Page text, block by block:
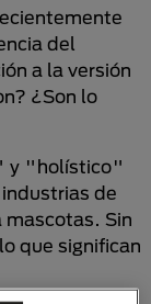
del
a la versión
¿Son lo
y "holístico"
de
Sin
que significan